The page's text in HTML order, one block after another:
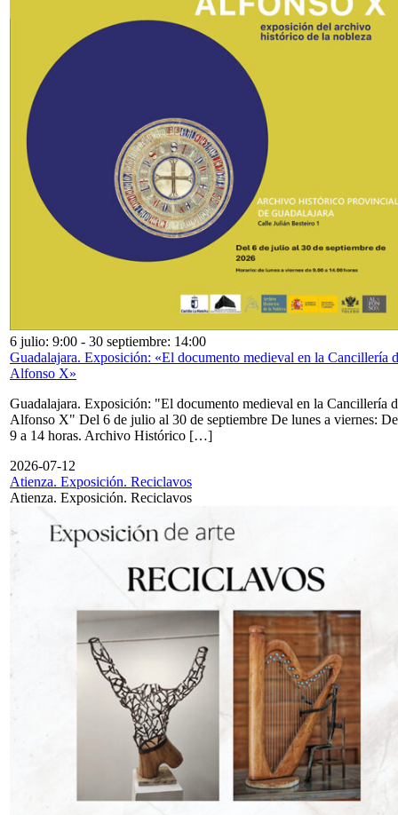
6 julio: 9:00 - 30 septiembre: 14:00
Guadalajara. Exposición: «El documento medieval en la Cancillería
Alfonso X»
Guadalajara. Exposición: "El documento medieval en la Cancillería
Alfonso X" Del 6 de julio al 30 de septiembre De lunes a viernes: De
9 a 14 horas. Archivo Histórico […]
2026-07-12
Atienza. Exposición. Reciclavos
Atienza. Exposición. Reciclavos